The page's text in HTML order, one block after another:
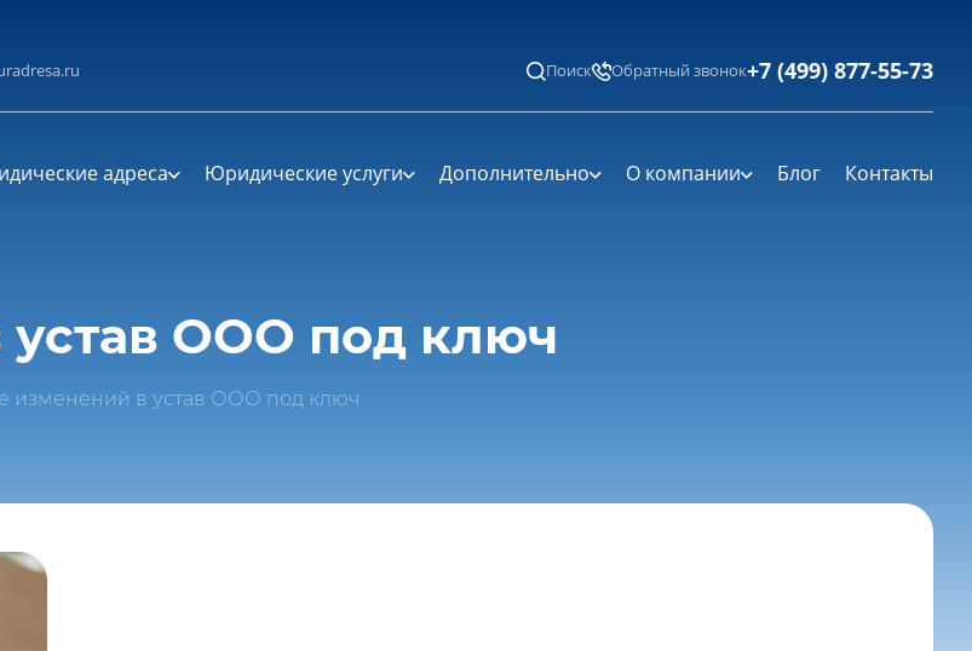
Поиск Обратный звонок+7 (499) 877-55-73
адреса Юридические услуги Дополнительно О компании Блог Контакты
ООО под ключ
изменений в устав ООО под ключ